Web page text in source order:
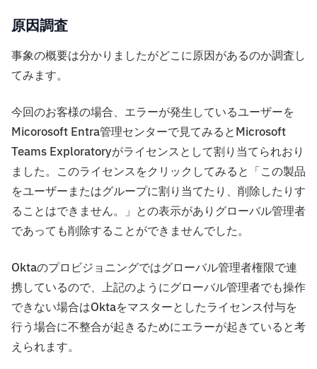
原因調査
事象の概要は分かりましたがどこに原因があるのか調査し
てみます。
今回のお客様の場合、エラーが発生しているユーザーを
Micorosoft Entra管理センターで見てみるとMicrosoft
Teams Exploratoryがライセンスとして割り当てられおり
ました。このライセンスをクリックしてみると「この製品
をユーザーまたはグループに割り当てたり、削除したりす
ることはできません。」との表示がありグローバル管理者
であっても削除することができませんでした。
Oktaのプロビジョニングではグローバル管理者権限で連
携しているので、上記のようにグローバル管理者でも操作
できない場合はOktaをマスターとしたライセンス付与を
行う場合に不整合が起きるためにエラーが起きていると考
えられます。